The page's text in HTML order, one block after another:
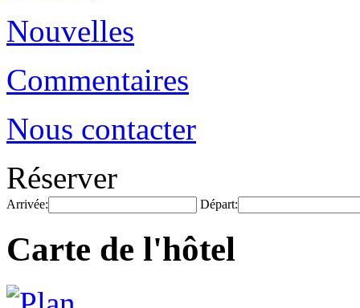
Nouvelles
Commentaires
Nous contacter
Réserver
Arrivée: Départ:
Carte de l'hôtel